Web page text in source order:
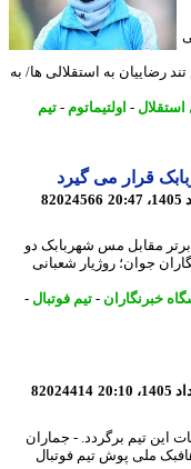
به استقلالی ها/ به
-اولتیماتوم-تیم
قرار می گیرد
82024566
مقابل مس شهربابک دو
جوان؛ روژیار شعبانی
- تیم فوتبال-
82024414
تیم برگردد. - جماران
ملی پوش تیم فوتبال